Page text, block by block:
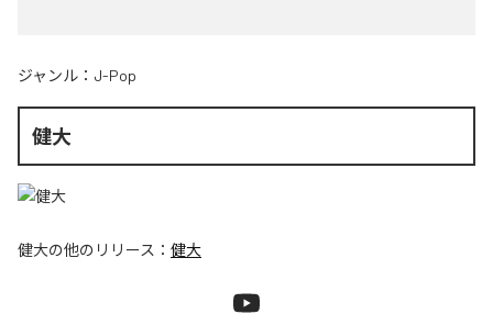
ジャンル： J-Pop
健大
健大の他のリリース： 健大